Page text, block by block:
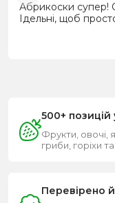
Абрикоски супер!
Ідельні, щоб
500+ позицій
Фрукти, овочі,
гриби, горіхи
Перевірено